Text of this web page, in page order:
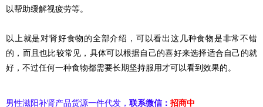
以帮助缓解视疲劳等。
以上就是对肾好食物的全部介绍，可以看出这几种食物是非常不错
的，而且也比较常见，具体可以根据自己的喜好来选择适合自己的就
好，不过任何一种食物都需要长期坚持服用才可以看到效果的。
男性滋阳补肾产品货源一件代发， 联系微信： 招商中